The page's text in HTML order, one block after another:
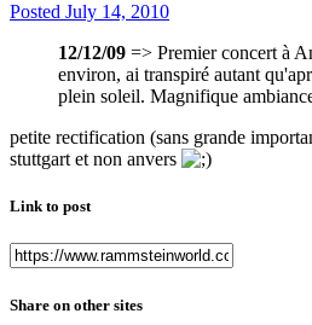
Posted July 14, 2010
12/12/09 => Premier concert à
environ, ai transpiré autant
plein soleil. Magnifique
petite rectification (sans grande
stuttgart et non anvers
Link to post
Share on other sites